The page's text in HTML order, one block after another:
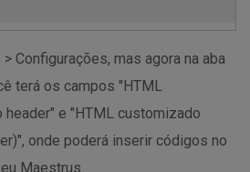
Configurações, mas agora na aba
terá os campos "HTML
e "HTML customizado
onde poderá inserir códigos no
Maestrus.